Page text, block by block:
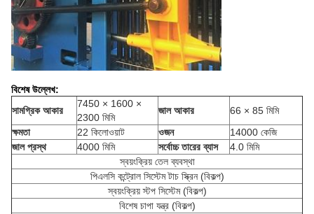
বিশেষ উল্লেখ:
সামগ্রিক আকার
7450 × 1600 ×
2300 মিমি
জাল আকার
66 × 85 মিমি
ক্ষমতা
22 কিলোওয়াট ওজন
14000 কেজি
জাল প্রস্থ
4000 মিমি সর্বোচ্চ তারের ব্যাস
4.0 মিমি
স্বয়ংক্রিয় তেল ব্যবস্থা
পিএলসি কন্ট্রোল সিস্টেম টাচ স্ক্রিন (বিকল্প)
স্বয়ংক্রিয় স্টপ সিস্টেম (বিকল্প)
বিশেষ চাপা যন্ত্র (বিকল্প)